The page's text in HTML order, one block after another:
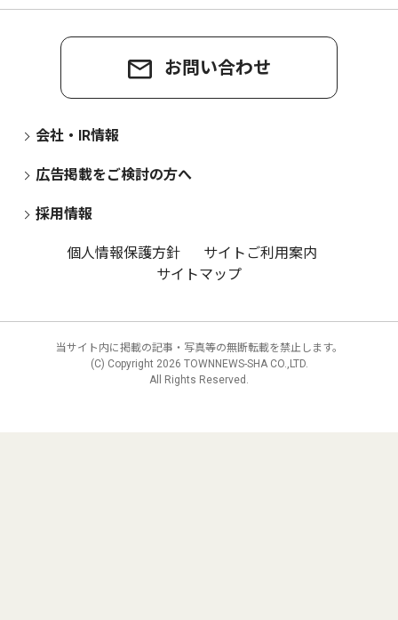
お問い合わせ
会社・IR情報
広告掲載をご検討の方へ
採用情報
個人情報保護方針
サイトご利用案内
サイトマップ
当サイト内に掲載の記事・写真等の無断転載を禁止します。
(C) Copyright 2026 TOWNNEWS-SHA CO.,LTD.
All Rights Reserved.